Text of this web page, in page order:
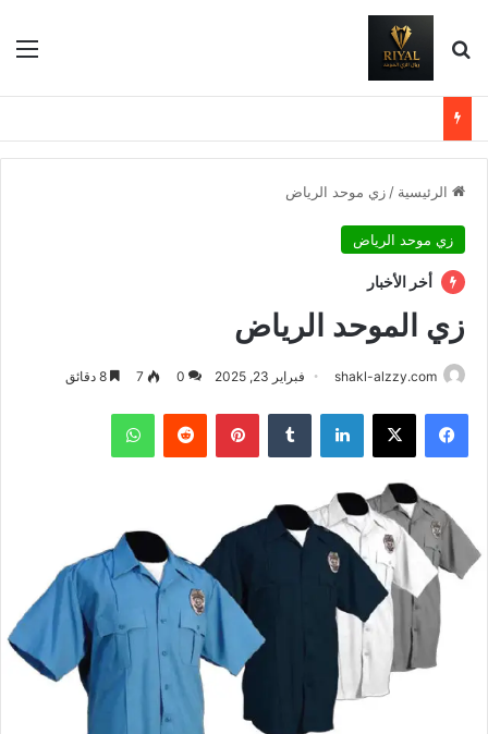
بحث عن
الرئيسية / زي موحد الرياض
زي موحد الرياض
أخر الأخبار
زي الموحد الرياض
shakl-alzzy.com فبراير 23, 2025 0
7
فيسبوك X لينكدإن بينتيريست واتساب